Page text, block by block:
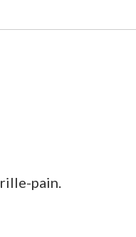
pain.